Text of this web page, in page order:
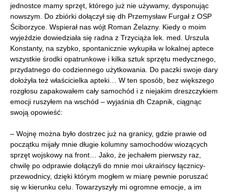
jednostce mamy sprzęt, którego już nie używamy, dysponując
nowszym. Do zbiórki dołączył się dh Przemysław Furgał z OSP
Ściborzyce. Wspierał nas wójt Roman Żelazny. Kiedy o moim
wyjeździe dowiedziała się radna z Trzyciąża lek. med. Urszula
Konstanty, na szybko, spontanicznie wykupiła w lokalnej aptece
wszystkie środki opatrunkowe i kilka sztuk sprzętu medycznego,
przydatnego do codziennego użytkowania. Do paczki swoje dary
dołożyła też właścicielka apteki… W ten sposób, bez większego
rozgłosu zapakowałem cały samochód i z niejakim dreszczykiem
emocji ruszyłem na wschód – wyjaśnia dh Czapnik, ciągnąc
swoją opowieść:
– Wojnę można było dostrzec już na granicy, gdzie prawie od
początku mijały mnie długie kolumny samochodów wiozących
sprzęt wojskowy na front… Jako, że jechałem pierwszy raz,
chwilę po odprawie dołączyli do mnie moi ukraińscy łącznicy-
przewodnicy, dzięki którym mogłem w miarę pewnie poruszać
się w kierunku celu. Towarzyszyły mi ogromne emocje, a im